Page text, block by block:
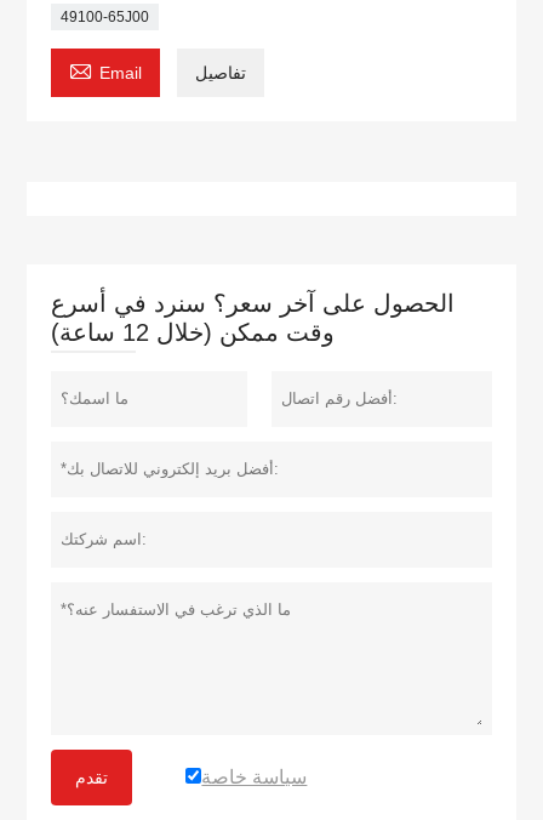
49100-65J00
 Email تفاصيل
الحصول على آخر سعر؟ سنرد في أسرع
وقت ممكن (خلال 12 ساعة)
تقدم سياسة خاصة